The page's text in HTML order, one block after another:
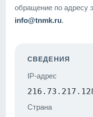
обращение по адресу
info@tnmk.ru.
СВЕДЕНИЯ
IP-адрес
Страна